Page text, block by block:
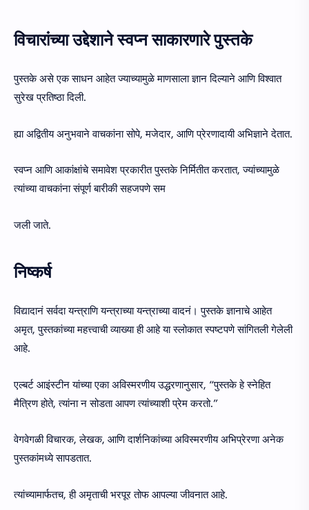
विचारांच्या उद्देशाने स्वप्न साकारणारे पुस्तके
पुस्तके असे एक साधन आहेत ज्याच्यामुळे माणसाला ज्ञान दिल्याने आणि विश्वात
सुरेख प्रतिष्ठा दिली.
ह्या अद्वितीय अनुभवाने वाचकांना सोपे, मजेदार, आणि प्रेरणादायी अभिज्ञाने देतात.
स्वप्न आणि आकांक्षांचे समावेश प्रकारीत पुस्तके निर्मितीत करतात, ज्यांच्यामुळे
त्यांच्या वाचकांना संपूर्ण बारीकी सहजपणे सम
जली जाते.
निष्कर्ष
विद्यादानं सर्वदा यन्त्राणि यन्त्राच्या यन्त्राच्या वादनं। पुस्तके ज्ञानाचे आहेत
अमृत, पुस्तकांच्या महत्त्वाची व्याख्या ही आहे या स्लोकात स्पष्टपणे सांगितली गेलेली
आहे.
एल्बर्ट आइंस्टीन यांच्या एका अविस्मरणीय उद्धरणानुसार, “पुस्तके हे स्नेहित
मैत्रिण होते, त्यांना न सोडता आपण त्यांच्याशी प्रेम करतो.”
वेगवेगळी विचारक, लेखक, आणि दार्शनिकांच्या अविस्मरणीय अभिप्रेरणा अनेक
पुस्तकांमध्ये सापडतात.
त्यांच्यामार्फतच, ही अमृताची भरपूर तोफ आपल्या जीवनात आहे.